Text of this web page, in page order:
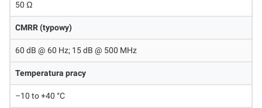
50 Ω
CMRR (typowy)
60 dB @ 60 Hz; 15 dB @ 500 MHz
Temperatura pracy
–10 to +40 °C